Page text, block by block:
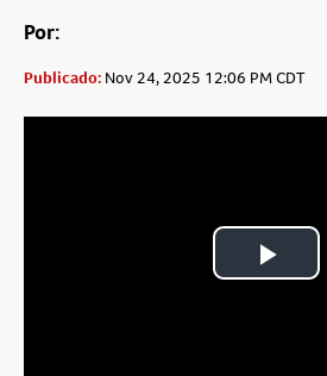
Por:
Publicado: Nov 24, 2025 12:06 PM CDT
Play